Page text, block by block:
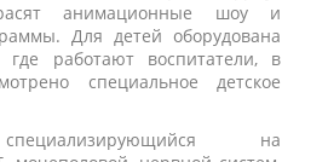
анимационные шоу и
Для детей оборудована
где работают воспитатели, в
специальное детское
на